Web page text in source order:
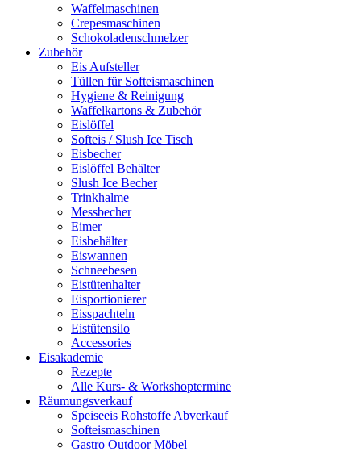
Waffelmaschinen
Crepesmaschinen
Schokoladenschmelzer
Zubehör
Eis Aufsteller
Tüllen für Softeismaschinen
Hygiene & Reinigung
Waffelkartons & Zubehör
Eislöffel
Softeis / Slush Ice Tisch
Eisbecher
Eislöffel Behälter
Slush Ice Becher
Trinkhalme
Messbecher
Eimer
Eisbehälter
Eiswannen
Schneebesen
Eistütenhalter
Eisportionierer
Eisspachteln
Eistütensilo
Accessories
Eisakademie
Rezepte
Alle Kurs- & Workshoptermine
Räumungsverkauf
Speiseeis Rohstoffe Abverkauf
Softeismaschinen
Gastro Outdoor Möbel